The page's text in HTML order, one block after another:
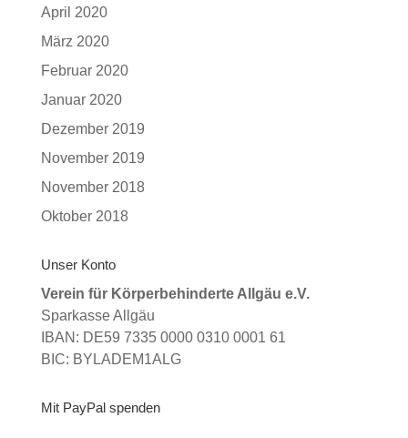
April 2020
März 2020
Februar 2020
Januar 2020
Dezember 2019
November 2019
November 2018
Oktober 2018
Unser Konto
Verein für Körperbehinderte Allgäu e.V.
Sparkasse Allgäu
IBAN: DE59 7335 0000 0310 0001 61
BIC: BYLADEM1ALG
Mit PayPal spenden